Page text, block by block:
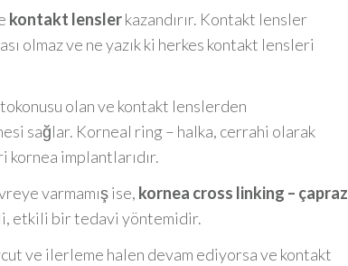
kontakt lenslerkazandırır. Kontakt lensler
olmaz ve ne yazık ki herkes kontakt lensleri
olan ve kontakt lenslerden
sağlar. Korneal ring – halka, cerrahi olarak
kornea implantlarıdır.
varmamış ise, kornea cross linking – çapraz
etkili bir tedavi yöntemidir.
ve ilerleme halen devam ediyorsa ve kontakt